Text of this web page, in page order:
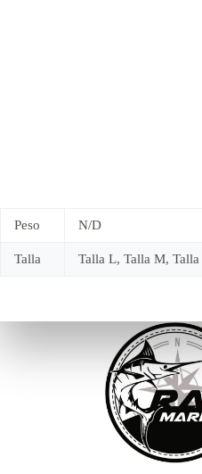
Peso N/D
Talla Talla L, Talla M,